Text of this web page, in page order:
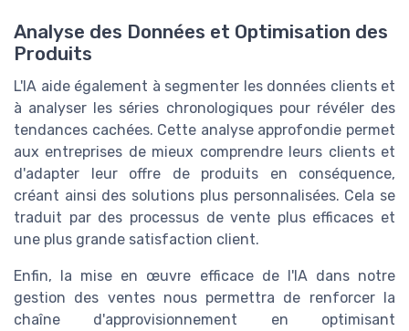
Analyse des Données et Optimisation des
Produits
L'IA aide également à segmenter les données clients et
à analyser les séries chronologiques pour révéler des
tendances cachées. Cette analyse approfondie permet
aux entreprises de mieux comprendre leurs clients et
d'adapter leur offre de produits en conséquence,
créant ainsi des solutions plus personnalisées. Cela se
traduit par des processus de vente plus efficaces et
une plus grande satisfaction client.
Enfin, la mise en œuvre efficace de l'IA dans notre
gestion des ventes nous permettra de renforcer la
chaîne d'approvisionnement en optimisant